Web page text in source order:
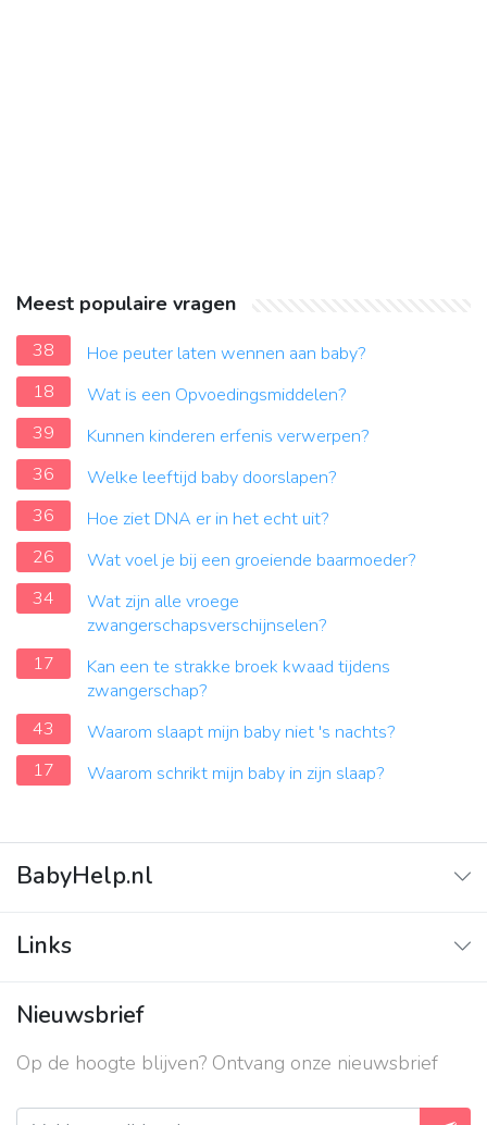
Meest populaire vragen
38
Hoe peuter laten wennen aan baby?
18
Wat is een Opvoedingsmiddelen?
39
Kunnen kinderen erfenis verwerpen?
36
Welke leeftijd baby doorslapen?
36
Hoe ziet DNA er in het echt uit?
26
Wat voel je bij een groeiende baarmoeder?
34
Wat zijn alle vroege
zwangerschapsverschijnselen?
17
Kan een te strakke broek kwaad tijdens
zwangerschap?
43
Waarom slaapt mijn baby niet 's nachts?
17
Waarom schrikt mijn baby in zijn slaap?
BabyHelp.nl
Vraag & Antwoord
Links
Contact
Over ons
Privacy beleid
Nieuwsbrief
Op de hoogte blijven? Ontvang onze nieuwsbrief